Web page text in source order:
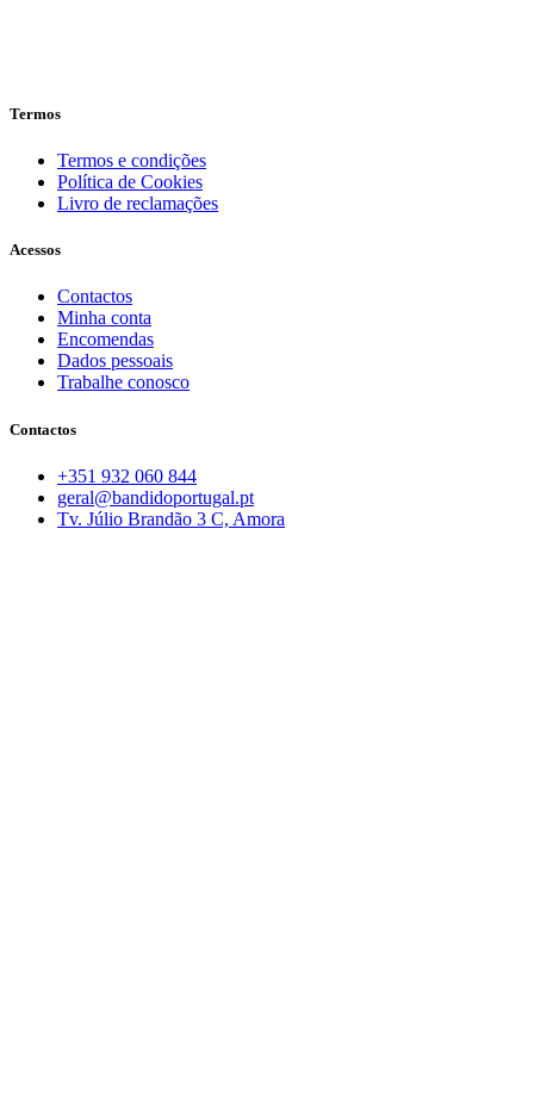
Termos
Termos e condições
Política de Cookies
Livro de reclamações
Acessos
Contactos
Minha conta
Encomendas
Dados pessoais
Trabalhe conosco
Contactos
+351 932 060 844
geral@bandidoportugal.pt
Tv. Júlio Brandão 3 C, Amora